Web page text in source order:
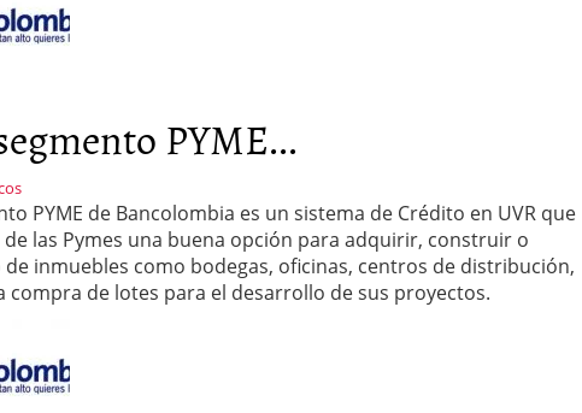
PYME...
PYME de Bancolombia es un sistema de Crédito en UVR que
las Pymes una buena opción para adquirir, construir o
inmuebles como bodegas, oficinas, centros de distribución,
compra de lotes para el desarrollo de sus proyectos.